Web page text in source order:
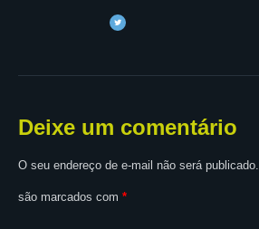
Deixe um comentário
O seu endereço de e-mail não será publicado.
são marcados com *